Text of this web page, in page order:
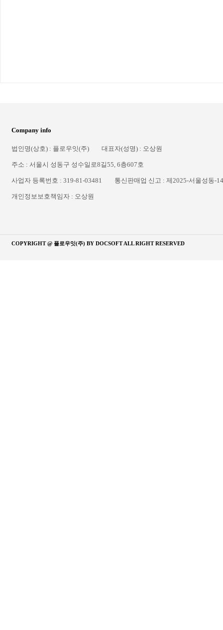
Company info
법인명(상호) : 플로우잇(주) 대표자(성명) : 오상원
주소 : 서울시 성동구 성수일로8길55, 6층607호
사업자 등록번호 : 319-81-03481 통신판매업 신고 : 제2025-서울성동-
개인정보보호책임자 : 오상원
COPYRIGHT @ 플로우잇(주) BY DOCSOFTALL RIGHT RESERVED